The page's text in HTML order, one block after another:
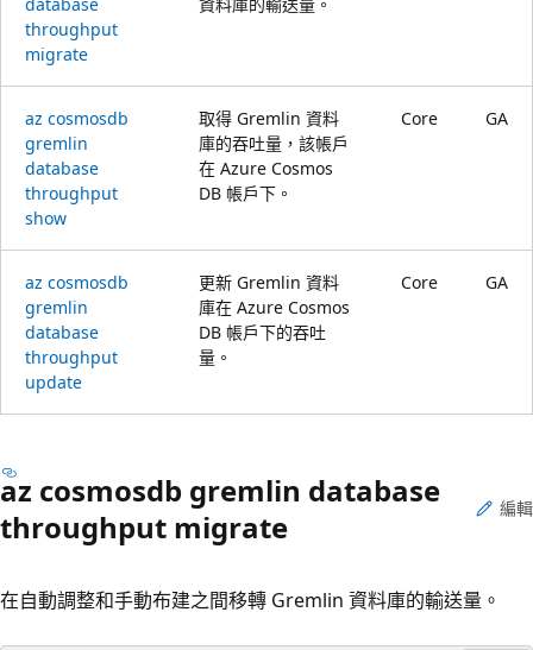
throughput
migrate
az cosmosdb
gremlin
database
throughput
show
取得 Gremlin 資料
庫的吞吐量，該帳戶
在 Azure Cosmos
DB 帳戶下。
Core GA
az cosmosdb
gremlin
database
throughput
update
更新 Gremlin 資料
庫在 Azure Cosmos
DB 帳戶下的吞吐
量。
Core GA
az cosmosdb gremlin database
throughput migrate
編輯
在自動調整和手動布建之間移轉 Gremlin 資料庫的輸送量。